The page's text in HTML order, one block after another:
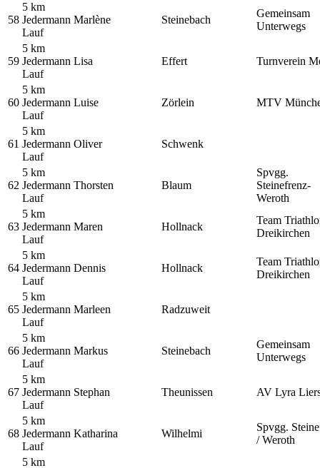
58
5 km
Jedermann
Lauf
Marlène Steinebach
Gemeinsam
Unterwegs
59
5 km
Jedermann
Lauf
Lisa Effert Turnverein
60
5 km
Jedermann
Lauf
Luise Zörlein MTV
61
5 km
Jedermann
Lauf
Oliver Schwenk
62
5 km
Jedermann
Lauf
Thorsten Blaum
Spvgg.
Steinefrenz-
Weroth
63
5 km
Jedermann
Lauf
Maren Hollnack
Team
Dreikirchen
64
5 km
Jedermann
Lauf
Dennis Hollnack
Team
Dreikirchen
65
5 km
Jedermann
Lauf
Marleen Radzuweit
66
5 km
Jedermann
Lauf
Markus Steinebach
Gemeinsam
Unterwegs
67
5 km
Jedermann
Lauf
Stephan Theunissen AV Lyra
68
5 km
Jedermann
Lauf
Katharina Wilhelmi
Spvgg.
/ Weroth
5 km